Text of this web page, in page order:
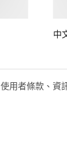
中
使用者條款、資